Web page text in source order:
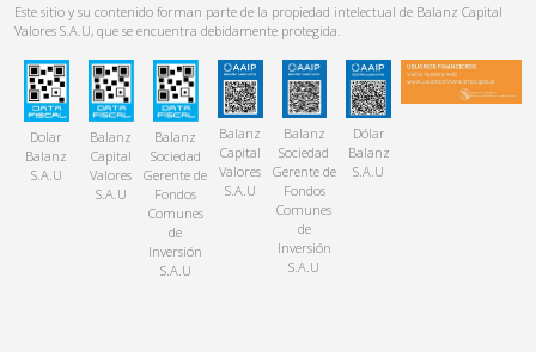
Este sitio y su contenido forman parte de la propiedad intelectual de Balanz Capital
Valores S.A.U, que se encuentra debidamente protegida.
Dolar
Balanz
S.A.U
Balanz
Capital
Valores
S.A.U
Balanz
Sociedad
Gerente de
Fondos
Comunes
de
Inversión
S.A.U
Balanz
Capital
Valores
S.A.U
Balanz
Sociedad
Gerente de
Fondos
Comunes
de
Inversión
S.A.U
Dólar
Balanz
S.A.U